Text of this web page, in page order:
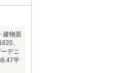
建物面
、
デニ
平